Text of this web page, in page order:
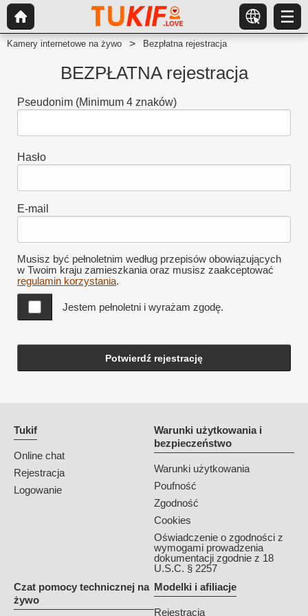
Kamery internetowe na żywo Bezpłatna rejestracja
BEZPŁATNA rejestracja
Pseudonim (Minimum 4 znaków)
Hasło
E-mail
Musisz być pełnoletnim według przepisów obowiązujących
w Twoim kraju zamieszkania oraz musisz zaakceptować
regulamin korzystania.
Jestem pełnoletni i wyrażam zgodę.
Potwierdź rejestrację
Tukif
Online chat
Rejestracja
Logowanie
Warunki użytkowania i
bezpieczeństwo
Warunki użytkowania
Poufność
Zgodność
Cookies
Oświadczenie o zgodności z
wymogami prowadzenia
dokumentacji zgodnie z 18
U.S.C. § 2257
Czat pomocy technicznej na
żywo
Modelki i afiliacje
Rejestracja